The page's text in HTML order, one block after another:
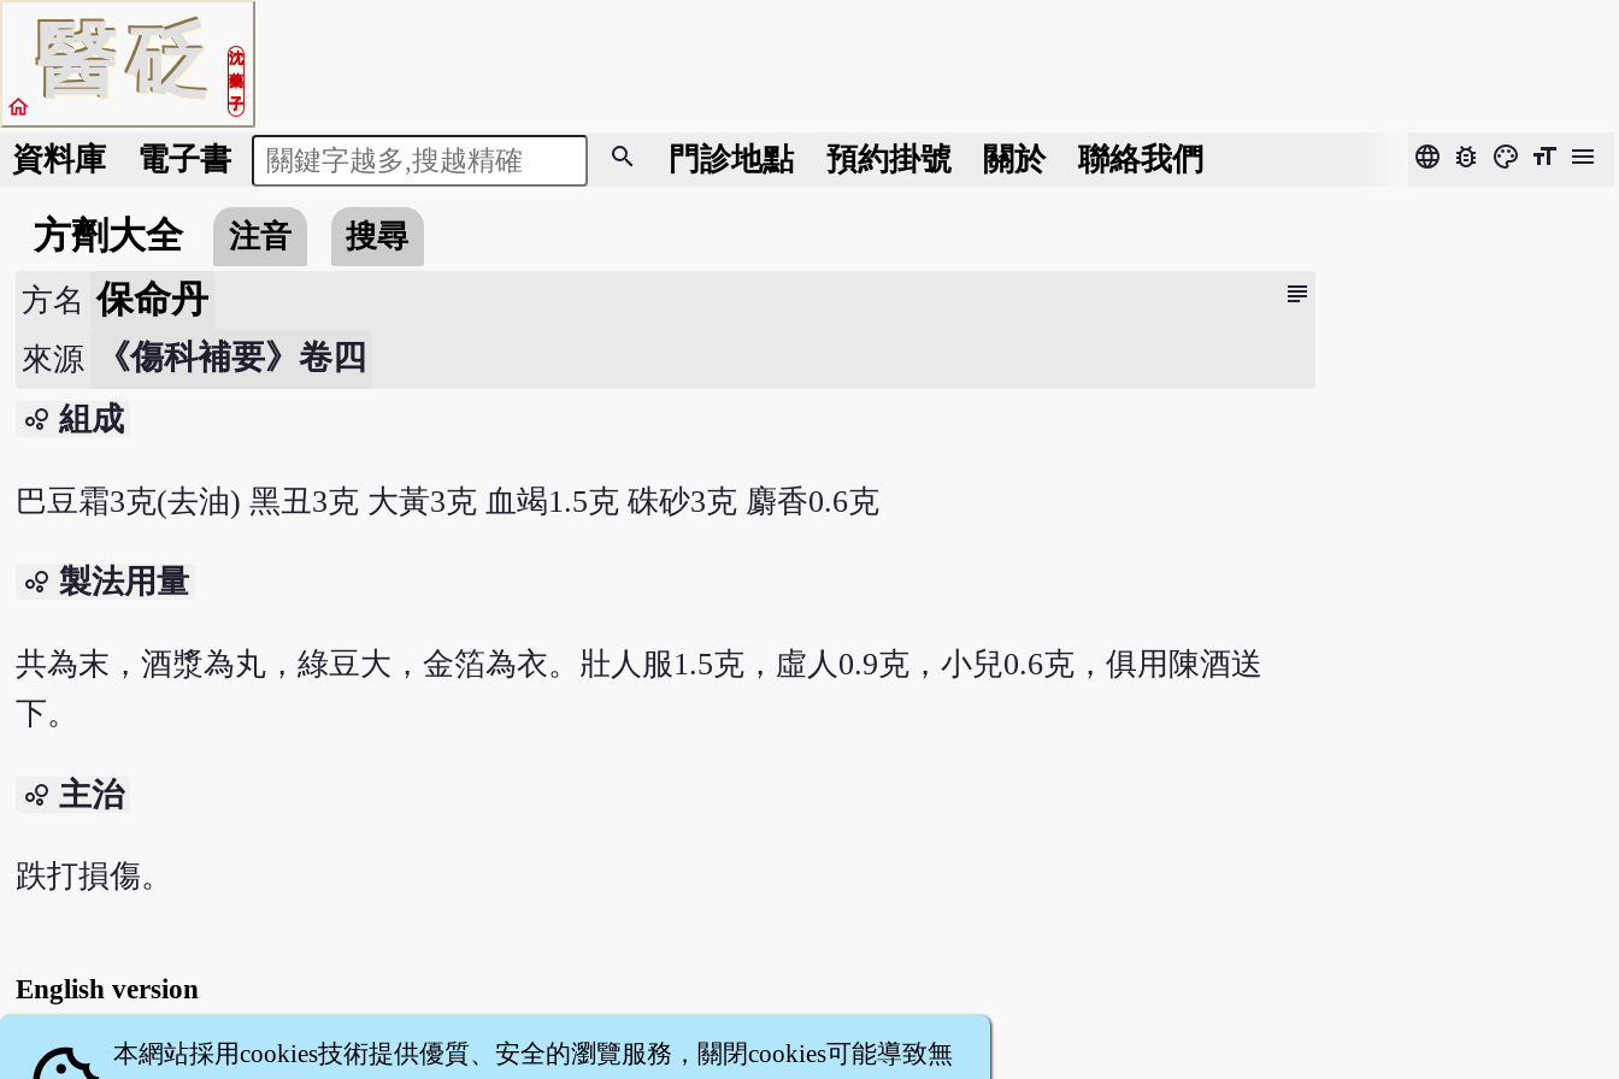
醫砭
沈
藥
子
home
資料庫 電子書 search 門診地點 預約掛號 關於 聯絡我們 language bug_report color_lens format_size menu
方劑大全 注音 搜尋
subject
方名 保命丹
來源 《傷科補要》卷四
bubble_chart 組成
巴豆霜3克(去油) 黑丑3克 大黃3克 血竭1.5克 硃砂3克 麝香0.6克
bubble_chart 製法用量
共為末，酒漿為丸，綠豆大，金箔為衣。壯人服1.5克，虛人0.9克，小兒0.6克，俱用陳酒送
下。
bubble_chart 主治
跌打損傷。
English version
本網站採用cookies技術提供優質、安全的瀏覽服務，關閉cookies可能導致無